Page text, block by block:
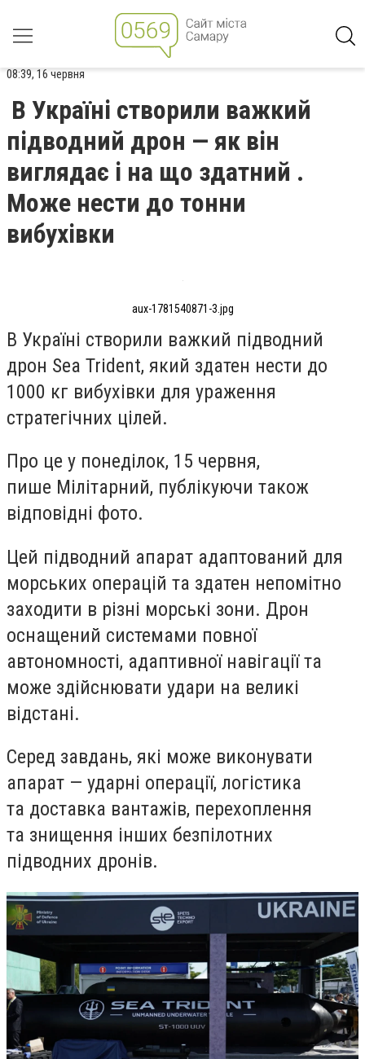
08:39, 16 червня
В Україні створили важкий
підводний дрон — як він
виглядає і на що здатний .
Може нести до тонни
вибухівки
aux-1781540871-3.jpg
В Україні створили важкий підводний
дрон Sea Trident, який здатен нести до
1000 кг вибухівки для ураження
стратегічних цілей.
Про це у понеділок, 15 червня,
пише Мілітарний, публікуючи також
відповідні фото.
Цей підводний апарат адаптований для
морських операцій та здатен непомітно
заходити в різні морські зони. Дрон
оснащений системами повної
автономності, адаптивної навігації та
може здійснювати удари на великі
відстані.
Серед завдань, які може виконувати
апарат — ударні операції, логістика
та доставка вантажів, перехоплення
та знищення інших безпілотних
підводних дронів.